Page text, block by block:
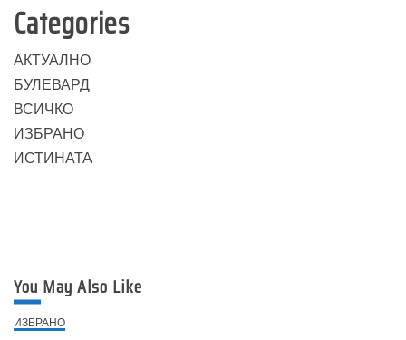
Categories
АКТУАЛНО
БУЛЕВАРД
ВСИЧКО
ИЗБРАНО
ИСТИНАТА
You May Also Like
ИЗБРАНО